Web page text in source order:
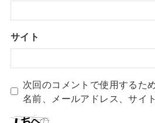
サイト
次回のコメントで使用するた
名前、メールアドレス、サイ